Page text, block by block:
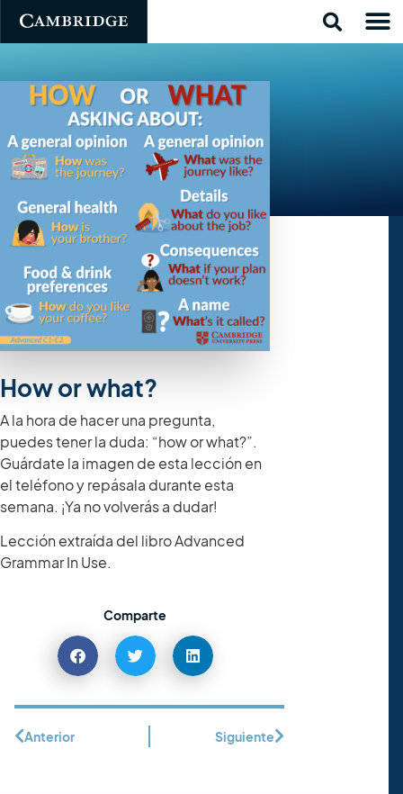
How or what?
A la hora de hacer una pregunta,
puedes tener la duda: “how or what?”.
Guárdate la imagen de esta lección en
el teléfono y repásala durante esta
semana. ¡Ya no volverás a dudar!
Lección extraída del libro Advanced
Grammar In Use.
Comparte
Anterior Siguiente